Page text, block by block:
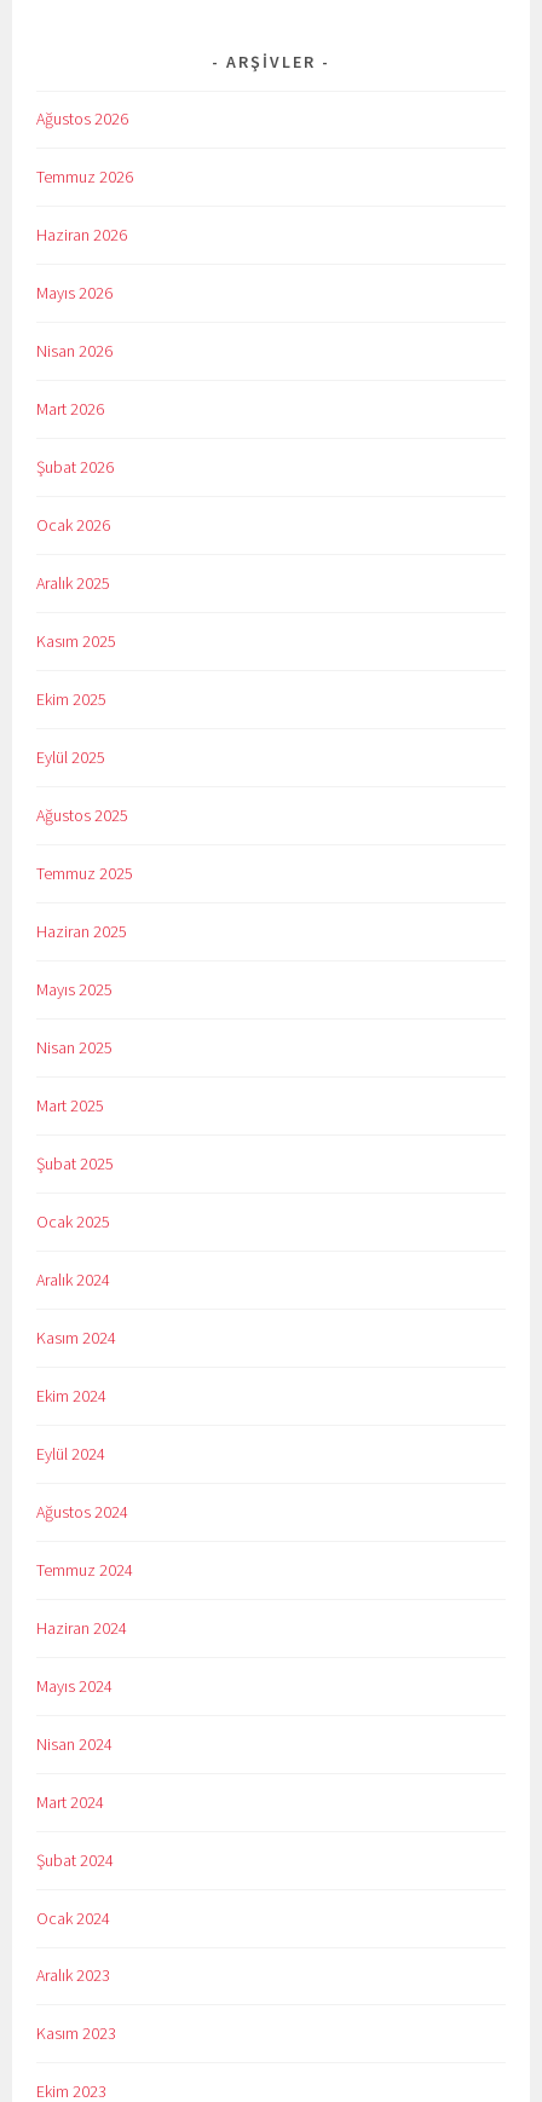
ARŞIVLER
Ağustos 2026
Temmuz 2026
Haziran 2026
Mayıs 2026
Nisan 2026
Mart 2026
Şubat 2026
Ocak 2026
Aralık 2025
Kasım 2025
Ekim 2025
Eylül 2025
Ağustos 2025
Temmuz 2025
Haziran 2025
Mayıs 2025
Nisan 2025
Mart 2025
Şubat 2025
Ocak 2025
Aralık 2024
Kasım 2024
Ekim 2024
Eylül 2024
Ağustos 2024
Temmuz 2024
Haziran 2024
Mayıs 2024
Nisan 2024
Mart 2024
Şubat 2024
Ocak 2024
Aralık 2023
Kasım 2023
Ekim 2023